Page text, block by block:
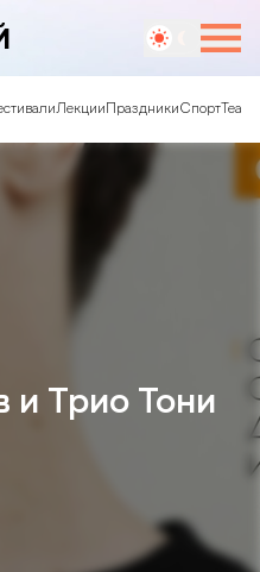
Лекции ПраздникиСпорт
и Трио Тони